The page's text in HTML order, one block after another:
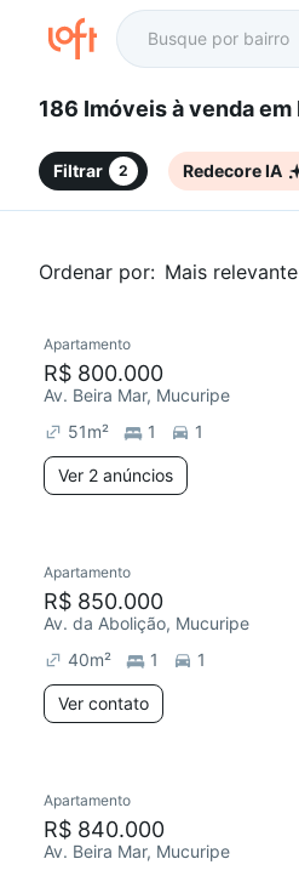
186 Imóveis à
Filtrar 2 Redecore IA
Ordenar por: Mais relevante
Apartamento
R$ 800.000
Av. Beira Mar, Mucuripe
51m² 1 1
Ver 2 anúncios
Apartamento
R$ 850.000
Av. da Abolição, Mucuripe
40m² 1 1
Ver contato
Redecorar
Apartamento
R$ 840.000
Av. Beira Mar, Mucuripe